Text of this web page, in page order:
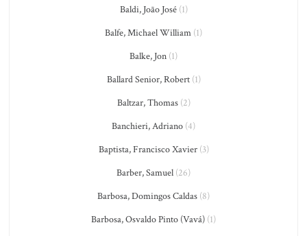
Baldi, João José(1)
Balfe, Michael William (1)
Balke, Jon (1)
Ballard Senior, Robert(1)
Baltzar, Thomas(2)
Banchieri, Adriano (4)
Baptista, Francisco Xavier(3)
Barber, Samuel (26)
Barbosa, Domingos Caldas (8)
Barbosa, Osvaldo Pinto (Vavá) (1)